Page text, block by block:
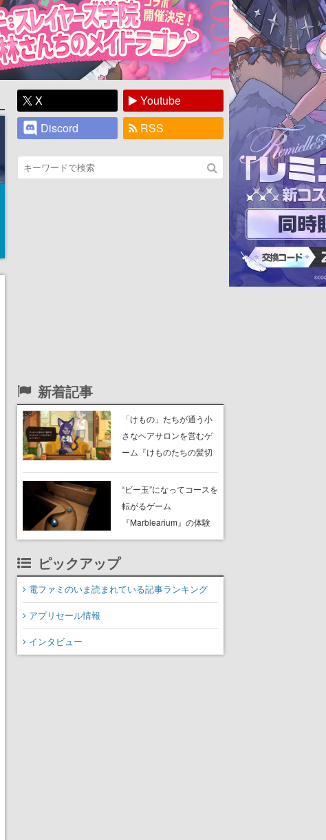
X
Youtube
Discord
RSS
新着記事
「けもの」たちが通う小
さなヘアサロンを営むゲ
ーム『けものたちの髪切
始。悩みを持ったお客様
と会話を交わし“本当に望
んでる髪型”を見つけ出す
“ビー玉”になってコースを
転がるゲーム
『Marblearium』の体験
版がSteamで本日8月7日
ピックアップ
電ファミのいま読まれている記事ランキング
アプリセール情報
インタビュー